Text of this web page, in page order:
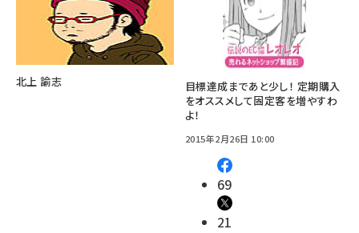
北上 諭志
目標達成まであと少し！ 定期購入
をオススメして固定客を増やすわ
よ！
2015年2月26日 10:00
69
21